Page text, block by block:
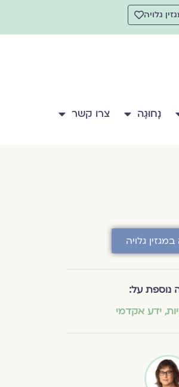
גלויה
נָחוּגָה צרו קשר
גלויה
נוספת על:
, ידע אקדמי